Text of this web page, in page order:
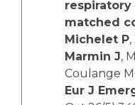
matched
Michelet P,
Marmin J,
Coulange
Eur J